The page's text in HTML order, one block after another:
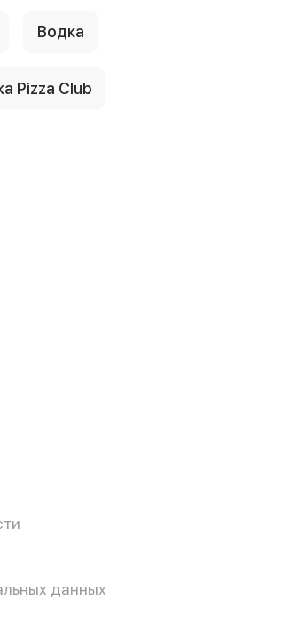
Водка
Pizza Club
данных